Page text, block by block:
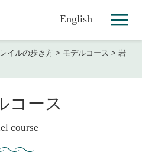
English
レイルの歩き方 > モデルコース >岩
コース
course